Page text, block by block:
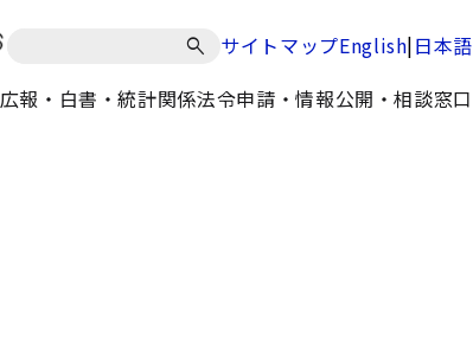
サイトマップEnglish|日本語
広報・白書・統計関係法令申請・情報公開・相談窓口